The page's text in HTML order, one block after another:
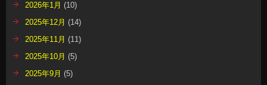
2026年1月 (10)
2025年12月 (14)
2025年11月 (11)
2025年10月 (5)
2025年9月 (5)